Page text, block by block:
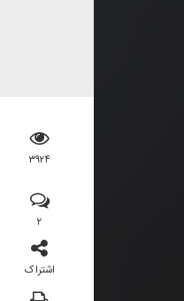
۳۹۲۴
۲
اشتراک